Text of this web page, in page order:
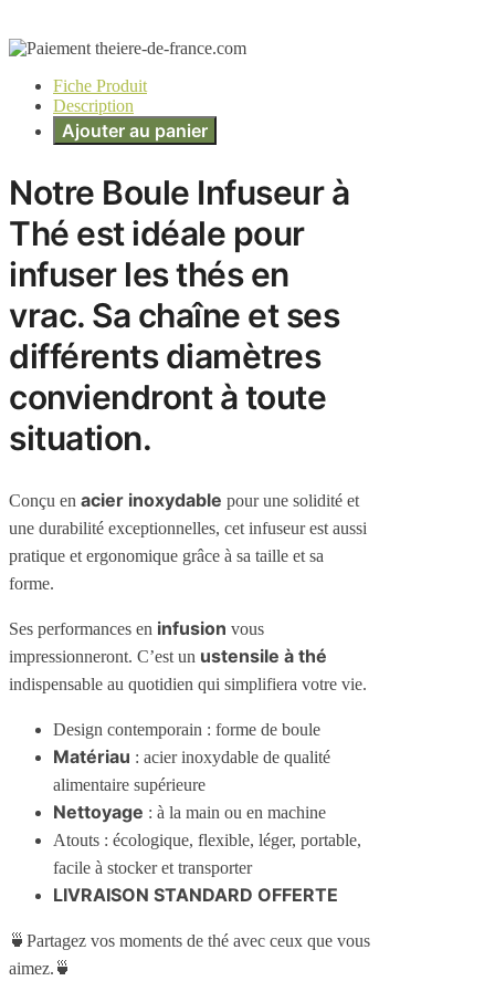
Fiche Produit
Description
Ajouter au panier
Notre Boule Infuseur à
Thé est idéale pour
infuser les thés en
vrac. Sa chaîne et ses
différents diamètres
conviendront à toute
situation.
Conçu en acier inoxydable pour une solidité et
une durabilité exceptionnelles, cet infuseur est aussi
pratique et ergonomique grâce à sa taille et sa
forme.
Ses performances en infusion vous
impressionneront. C’est un ustensile à thé
indispensable au quotidien qui simplifiera votre vie.
Design contemporain : forme de boule
Matériau : acier inoxydable de qualité
alimentaire supérieure
Nettoyage : à la main ou en machine
Atouts : écologique, flexible, léger, portable,
facile à stocker et transporter
LIVRAISON STANDARD OFFERTE
🍵Partagez vos moments de thé avec ceux que vous
aimez.🍵